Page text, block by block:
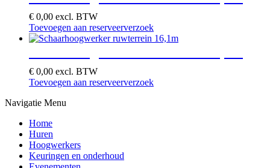
€ 0,00 excl. BTW
Toevoegen aan reserveerverzoek
€ 0,00 excl. BTW
Toevoegen aan reserveerverzoek
Navigatie Menu
Home
Huren
Hoogwerkers
Keuringen en onderhoud